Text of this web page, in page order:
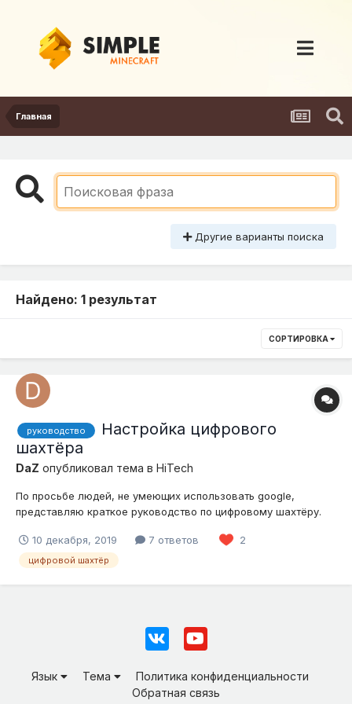
Главная
Другие варианты поиска
Найдено: 1 результат
СОРТИРОВКА
руководство
Настройка цифрового
шахтёра
DaZ опубликовал тема в HiTech
По просьбе людей, не умеющих использовать google,
представляю краткое руководство по цифровому шахтёру.
позволит в кратчайшие сроки начать добывать руды. Общая
информация Настройка куба Меню шахтёра Настройки шах...
10 декабря, 2019 7 ответов 2
цифровой шахтёр
Язык Тема
Политика конфиденциальности
Обратная связь